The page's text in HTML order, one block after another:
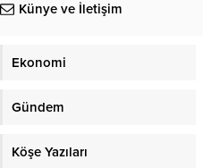
Künye ve İletişim
Ekonomi
Gündem
Köşe Yazıları